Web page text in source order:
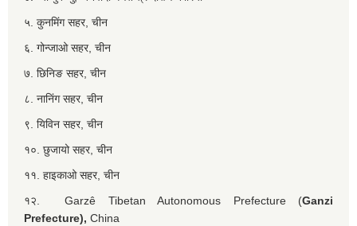
५. कुनमिंग सहर, चीन
६. गोन्जाओ सहर, चीन
७. छिनिङ सहर, चीन
८. नानिंग सहर, चीन
९. यिविन सहर, चीन
१०. छुजायो सहर, चीन
११. हाइकाओ सहर, चीन
१२. Garzê Tibetan Autonomous Prefecture (Ganzi
Prefecture), China